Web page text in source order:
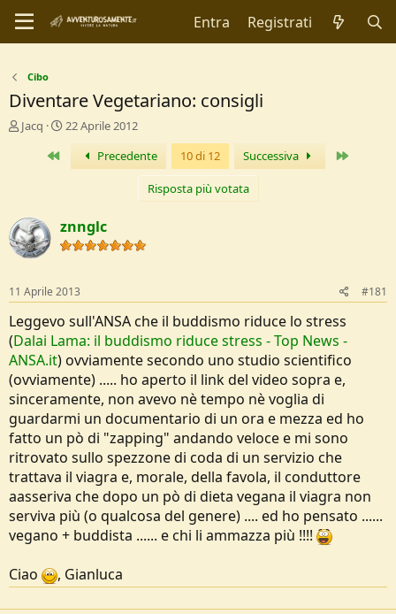
Entra Registrati
Cibo
Diventare Vegetariano: consigli
C
r
e
D
c
u
s
s
i
o
n
Jacq
D
I
n
i
i
o
22 Aprile 2012
Primo Precedente 10 di 12 Successiva
Risposta più votata
znnglc
11 Aprile 2013 #181
Leggevo sull'ANSA che il buddismo riduce lo stress
(Dalai Lama: il buddismo riduce stress - Top News -
ANSA.it) ovviamente secondo uno studio scientifico
(ovviamente) ..... ho aperto il link del video sopra e,
sinceramente, non avevo nè tempo nè voglia di
guardarmi un documentario di un ora e mezza ed ho
fatto un pò di "zapping" andando veloce e mi sono
ritrovato sullo spezzone di coda di un servizio che
trattava il viagra e, morale, della favola, il conduttore
aasseriva che dopo un pò di dieta vegana il viagra non
serviva più (o qualcosa del genere) .... ed ho pensato ......
vegano + buddista ...... e chi li ammazza più !!!!
Ciao
, Gianluca